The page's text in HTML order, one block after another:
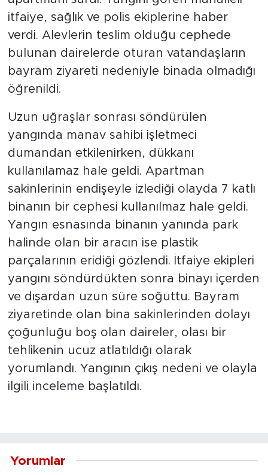
itfaiye, sağlık ve polis ekiplerine haber
verdi. Alevlerin teslim olduğu cephede
bulunan dairelerde oturan vatandaşların
bayram ziyareti nedeniyle binada olmadığı
öğrenildi.
Uzun uğraşlar sonrası söndürülen
yangında manav sahibi işletmeci
dumandan etkilenirken, dükkanı
kullanılamaz hale geldi. Apartman
sakinlerinin endişeyle izlediği olayda 7 katlı
binanın bir cephesi kullanılmaz hale geldi.
Yangın esnasında binanın yanında park
halinde olan bir aracın ise plastik
parçalarının eridiği gözlendi. İtfaiye ekipleri
yangını söndürdükten sonra binayı içerden
ve dışardan uzun süre soğuttu. Bayram
ziyaretinde olan bina sakinlerinden dolayı
çoğunluğu boş olan daireler, olası bir
tehlikenin ucuz atlatıldığı olarak
yorumlandı. Yangının çıkış nedeni ve olayla
ilgili inceleme başlatıldı.
Yorumlar